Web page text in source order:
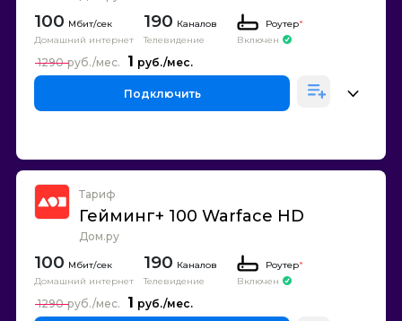
100
Домашний интернет
190 Каналов
Телевидение
Роутер*
Включен
1
1290
Подключить
Тариф
Гейминг+ 100 Warface HD
Дом.ру
100
Домашний интернет
190 Каналов
Телевидение
Роутер*
Включен
1
1290